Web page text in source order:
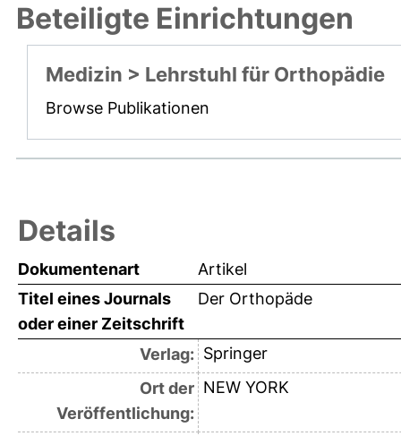
Beteiligte Einrichtungen
Medizin > Lehrstuhl für Orthopädie
Browse Publikationen
Details
Dokumentenart
Artikel
Titel eines Journals
oder einer Zeitschrift
Der Orthopäde
Verlag: Springer
Ort der
Veröffentlichung:
NEW YORK